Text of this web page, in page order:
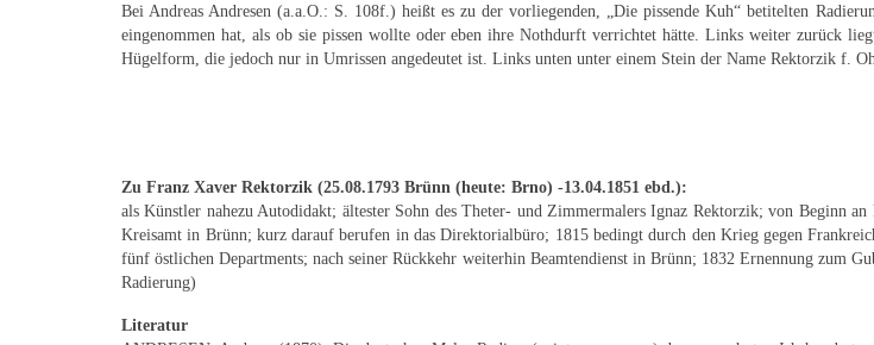
Bei Andreas Andresen (a.a.O.: S. 108f.) heißt es zu der vorliegenden, „Die pissende Kuh“ betitelten
eingenommen hat, als ob sie pissen wollte oder eben ihre Nothdurft verrichtet hätte. Links weiter zurück
Hügelform, die jedoch nur in Umrissen angedeutet ist. Links unten unter einem Stein der Name Rektorzik f.
Zu Franz Xaver Rektorzik (25.08.1793 Brünn (heute: Brno) -13.04.1851 ebd.):
als Künstler nahezu Autodidakt; ältester Sohn des Theter- und Zimmermalers Ignaz Rektorzik; von Beginn
Kreisamt in Brünn; kurz darauf berufen in das Direktorialbüro; 1815 bedingt durch den Krieg gegen
fünf östlichen Departments; nach seiner Rückkehr weiterhin Beamtendienst in Brünn; 1832 Ernennung zum
Radierung)
Literatur